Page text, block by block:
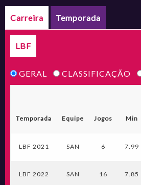
Carreira Temporada
LBF
GERAL CLASSIFICAÇÃO
Temporada Equipe Jogos Min
LBF 2021 SAN 6 7.99
LBF 2022 SAN 16 7.85